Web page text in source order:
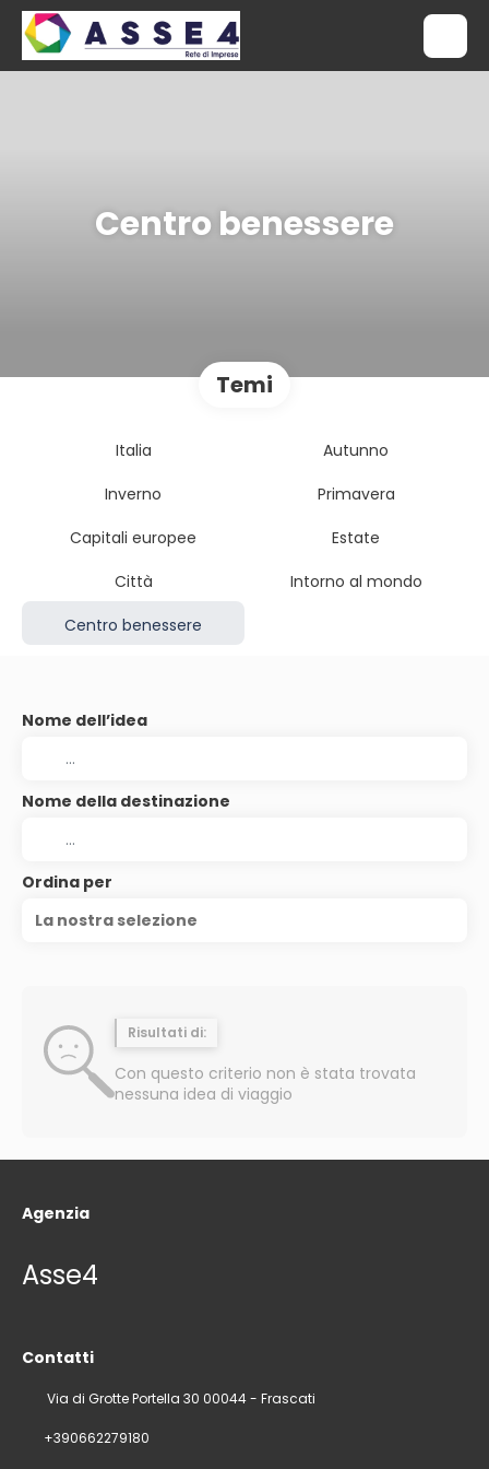
Centro benessere
Temi
Italia
Autunno
Inverno
Primavera
Capitali europee
Estate
Città
Intorno al mondo
Centro benessere
Nome dell’idea
Nome della destinazione
Ordina per
La nostra selezione
Risultati di:
Con questo criterio non è stata trovata
nessuna idea di viaggio
Agenzia
Asse4
Contatti
Via di Grotte Portella 30 00044 - Frascati
+390662279180